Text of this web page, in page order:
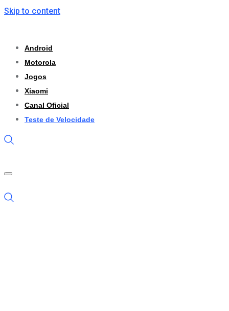
Skip to content
Android
Motorola
Jogos
Xiaomi
Canal Oficial
Teste de Velocidade